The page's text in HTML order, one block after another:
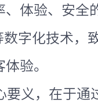
、体验、安全
字化技术，
验。
要义，在于通